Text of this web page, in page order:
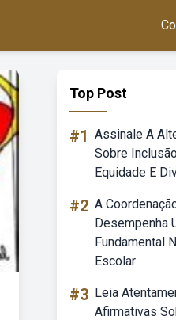
Top Post
#1 Assinale A
Sobre
Equidade E
#2 A
Desempenha
Fundamental
Escolar
#3 Leia
Afirmativas